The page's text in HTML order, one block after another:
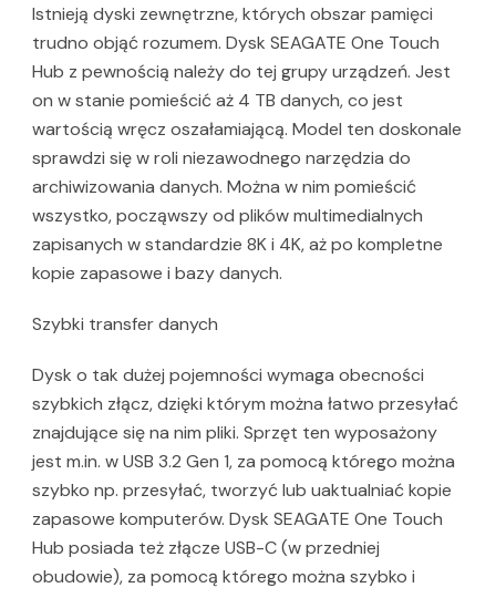
Istnieją dyski zewnętrzne, których obszar pamięci
trudno objąć rozumem. Dysk SEAGATE One Touch
Hub z pewnością należy do tej grupy urządzeń. Jest
on w stanie pomieścić aż 4 TB danych, co jest
wartością wręcz oszałamiającą. Model ten doskonale
sprawdzi się w roli niezawodnego narzędzia do
archiwizowania danych. Można w nim pomieścić
wszystko, począwszy od plików multimedialnych
zapisanych w standardzie 8K i 4K, aż po kompletne
kopie zapasowe i bazy danych.
Szybki transfer danych
Dysk o tak dużej pojemności wymaga obecności
szybkich złącz, dzięki którym można łatwo przesyłać
znajdujące się na nim pliki. Sprzęt ten wyposażony
jest m.in. w USB 3.2 Gen 1, za pomocą którego można
szybko np. przesyłać, tworzyć lub uaktualniać kopie
zapasowe komputerów. Dysk SEAGATE One Touch
Hub posiada też złącze USB-C (w przedniej
obudowie), za pomocą którego można szybko i